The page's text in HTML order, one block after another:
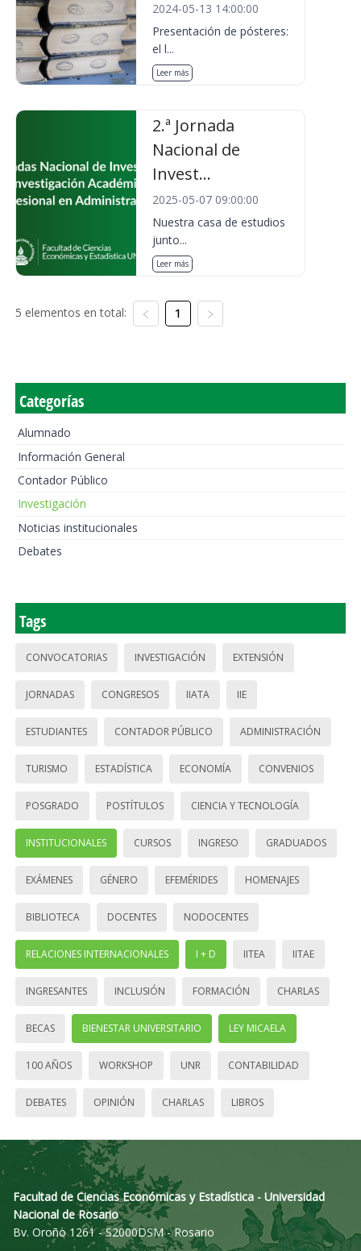
2024-05-13 14:00:00
Presentación de pósteres:
el l...
Leer más
2.ª Jornada
Nacional de
Invest...
2025-05-07 09:00:00
Nuestra casa de estudios
junto...
Leer más
5 elementos en total: 1
Categorías
Alumnado
Información General
Contador Público
Investigación
Noticias institucionales
Debates
Tags
CONVOCATORIAS INVESTIGACIÓN EXTENSIÓN
JORNADAS CONGRESOS IIATA IIE
ESTUDIANTES CONTADOR PÚBLICO ADMINISTRACIÓN
TURISMO ESTADÍSTICA ECONOMÍA CONVENIOS
POSGRADO POSTÍTULOS CIENCIA Y TECNOLOGÍA
INSTITUCIONALES CURSOS INGRESO GRADUADOS
EXÁMENES GÉNERO EFEMÉRIDES HOMENAJES
BIBLIOTECA DOCENTES NODOCENTES
RELACIONES INTERNACIONALES I + D IITEA IITAE
INGRESANTES INCLUSIÓN FORMACIÓN CHARLAS
BECAS BIENESTAR UNIVERSITARIO LEY MICAELA
100 AÑOS WORKSHOP UNR CONTABILIDAD
DEBATES OPINIÓN CHARLAS LIBROS
Facultad de Ciencias Económicas y Estadística - Universidad
Nacional de Rosario
Bv. Oroño 1261 - S2000DSM - Rosario